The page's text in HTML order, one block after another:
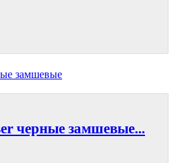
черные замшевые...